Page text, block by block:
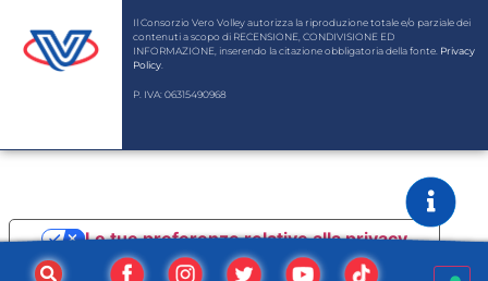
Il Consorzio Vero Volley autorizza la riproduzione totale e/o parziale dei
contenuti a scopo di RECENSIONE, CONDIVISIONE ED
INFORMAZIONE, inserendo la citazione obbligatoria della fonte. Privacy
Policy
P. IVA: 06315490968
Informativa sulla raccolta
Le tue preferenze relative alla privacy